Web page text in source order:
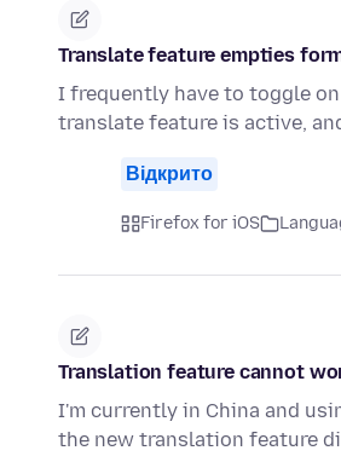
Translate feature empties
I frequently have to toggle
translate feature is active,
Відкрито
Firefox for iOS
Translation feature cannot
I'm currently in China and
the new translation feature